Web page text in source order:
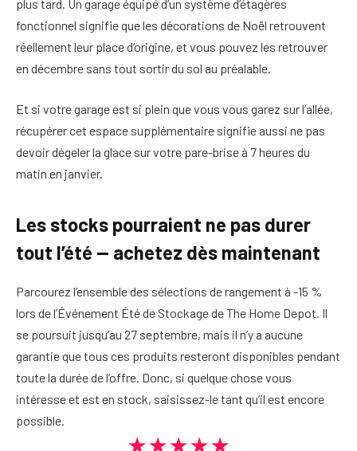
plus tard. Un garage équipé d’un système d’étagères
fonctionnel signifie que les décorations de Noël retrouvent
réellement leur place d’origine, et vous pouvez les retrouver
en décembre sans tout sortir du sol au préalable.
Et si votre garage est si plein que vous vous garez sur l’allée,
récupérer cet espace supplémentaire signifie aussi ne pas
devoir dégeler la glace sur votre pare-brise à 7 heures du
matin en janvier.
Les stocks pourraient ne pas durer
tout l’été — achetez dès maintenant
Parcourez l’ensemble des sélections de rangement à -15 %
lors de l’Événement Été de Stockage de The Home Depot. Il
se poursuit jusqu’au 27 septembre, mais il n’y a aucune
garantie que tous ces produits resteront disponibles pendant
toute la durée de l’offre. Donc, si quelque chose vous
intéresse et est en stock, saisissez-le tant qu’il est encore
possible.
★★★★★